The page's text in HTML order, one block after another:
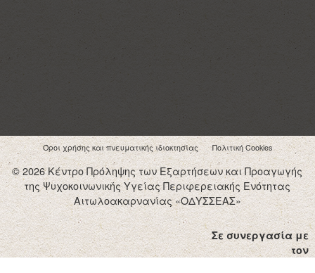
Όροι χρήσης και πνευματικής ιδιοκτησίας Πολιτική Cookies
© 2026 Κέντρο Πρόληψης των Εξαρτήσεων και Προαγωγής
της Ψυχοκοινωνικής Υγείας Περιφερειακής Ενότητας
Αιτωλοακαρνανίας «ΟΔΥΣΣΕΑΣ»
Σε συνεργασία με
τον